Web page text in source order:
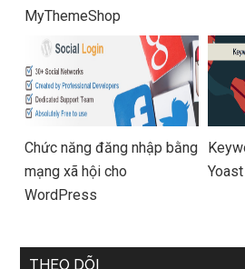
MyThemeShop
Chức năng đăng nhập bằng
mạng xã hội cho
WordPress
THEO DÕI